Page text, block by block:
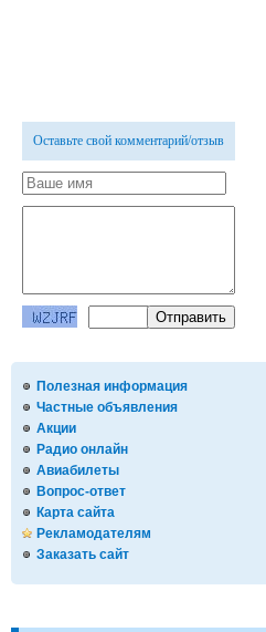
Полезная информация
Частные объявления
Акции
Радио онлайн
Авиабилеты
Вопрос-ответ
Карта сайта
Рекламодателям
Заказать сайт
Оставьте свой комментарий/отзыв